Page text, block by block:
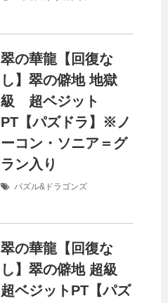
翠の華龍【回復な
し】翠の僻地 地獄
級 超ベジット
PT【パズドラ】※ノ
ーコン・ソニア＝グ
ラン入り
パズル&ドラゴンズ
翠の華龍【回復な
し】翠の僻地 超級
超ベジットPT【パズ